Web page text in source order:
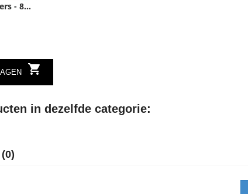
- 8...

in dezelfde categorie:
(0)